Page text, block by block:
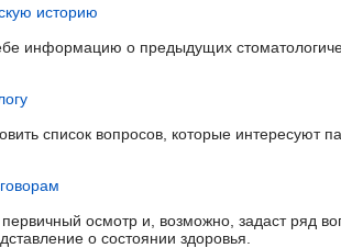
историю
информацию о предыдущих
список вопросов, которые интересуют
осмотр и, возможно, задаст ряд
о состоянии здоровья.